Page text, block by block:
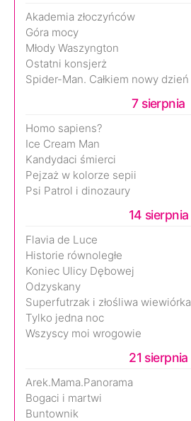
Akademia złoczyńców
Góra mocy
Młody Waszyngton
Ostatni konsjerż
Spider-Man. Całkiem nowy dzień
7 sierpnia
Homo sapiens?
Ice Cream Man
Kandydaci śmierci
Pejzaż w kolorze sepii
Psi Patrol i dinozaury
14 sierpnia
Flavia de Luce
Historie równoległe
Koniec Ulicy Dębowej
Odzyskany
Superfutrzak i złośliwa wiewiórka
Tylko jedna noc
Wszyscy moi wrogowie
21 sierpnia
Arek.Mama.Panorama
Bogaci i martwi
Buntownik